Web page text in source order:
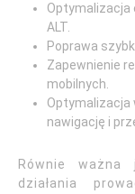
ALT.
Poprawa
Zapewnienie
mobilnych.
Optymalizacja
nawigację i
Równie
działania